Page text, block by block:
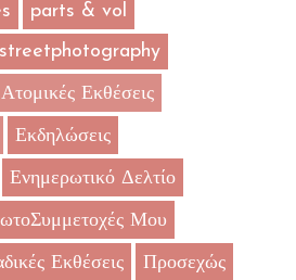
parts & vol
streetphotography
Ατομικές Εκθέσεις
Εκδηλώσεις
Ενημερωτικό Δελτίο
Μου
Εκθέσεις Προσεχώς